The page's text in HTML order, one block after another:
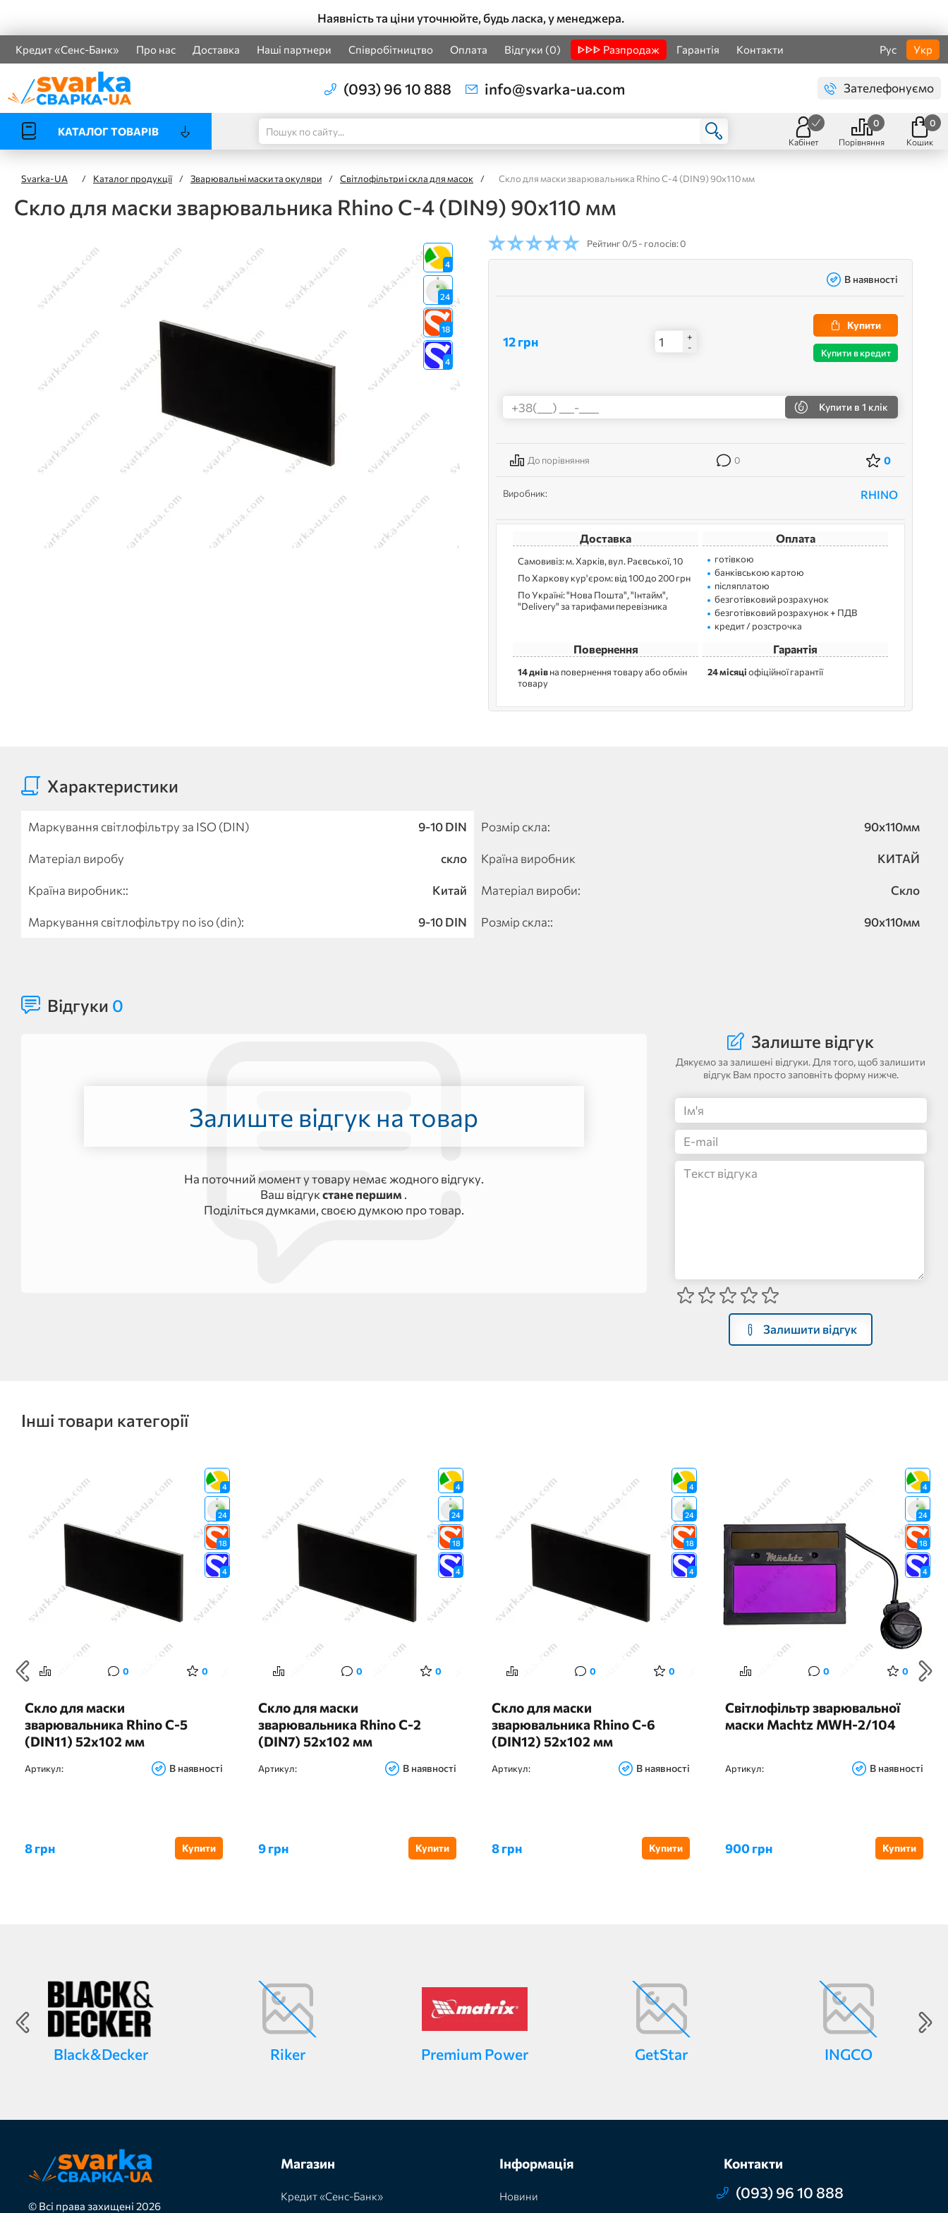
Наявність та ціни уточнюйте, будь ласка, у менеджера.
Кредит «Сенс-Банк» Про нас Доставка Наші партнери Співробітництво Оплата Відгуки (0) ᐈᐈᐈ Разпродаж Гарантія Контакти Рус Укр
(093) 96 10 888 info@svarka-ua.com Зателефонуємо
КАТАЛОГ ТОВАРІВ
Кабінет Порівняння
0
Кошик
0
Svarka-UA / Каталог продукції / Зварювальні маски та окуляри / Світлофільтри і скла для масок / Скло для маски зварювальника Rhino С-4 (DIN9) 90х110 мм
Скло для маски зварювальника Rhino С-4 (DIN9) 90х110 мм
4
24
18
4
Рейтинг0/5 - голосів: 0
В наявності
12 грн
+
-
Купити
Купити в кредит
Купити в 1 клік
До порівняння 0 0
Виробник: RHINO
Доставка
Самовивіз: м. Харків, вул. Раєвської, 10
По Харкову кур'єром: від 100 до 200 грн
По Україні: "Нова Пошта", "Інтайм",
"Delivery" за тарифами перевізника
Оплата
готівкою
банківською картою
післяплатою
безготівковий розрахунок
безготівковий розрахунок + ПДВ
кредит / розстрочка
Повернення
14 днівна повернення товару або обмін
товару
Гарантія
24 місяціофіційної гарантії
Характеристики
Маркування світлофільтру за ISO (DIN) 9-10 DIN Розмір скла: 90х110мм
Матеріал виробу скло Країна виробник КИТАЙ
Країна виробник:: Китай Матеріал вироби: Скло
Маркування світлофільтру по iso (din): 9-10 DIN Розмір скла:: 90х110мм
Відгуки 0
Залиште відгук на товар
На поточний момент у товару немає жодного відгуку.
Ваш відгукстане першим .
Поділіться думками, своєю думкою про товар.
Залиште відгук
Дякуємо за залишені відгуки. Для того, щоб залишити
відгук Вам просто заповніть форму нижче.
Залишити відгук
Інші товари категорії
4
24
18
4
0 0
Скло для маски
зварювальника Rhino С-5
(DIN11) 52х102 мм
Артикул: В наявності
8 грн Купити
4
24
18
4
0 0
Скло для маски
зварювальника Rhino С-2
(DIN7) 52х102 мм
Артикул: В наявності
9 грн Купити
4
24
18
4
0 0
Скло для маски
зварювальника Rhino С-6
(DIN12) 52х102 мм
Артикул: В наявності
8 грн Купити
4
24
18
4
0 0
Світлофільтр зварювальної
маски Machtz MWH-2/104
Артикул: В наявності
900 грн Купити
Black&Decker Riker Premium Power GetStar INGCO
© Всі права захищені 2026
Магазин
Кредит «Сенс-Банк»
Інформація
Новини
Контакти
(093) 96 10 888